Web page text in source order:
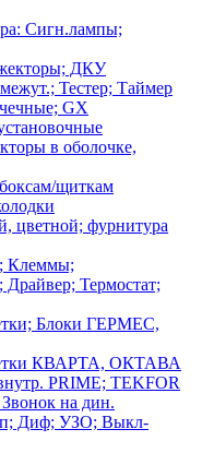
Сигн.лампы;
ДКУ
Тестер; Таймер
GX
в оболочке,
щиткам
цветной; фурнитура
Клеммы;
Термостат;
Блоки ГЕРМЕС,
КВАРТА, ОКТАВА
PRIME; TEKFOR
на дин.
Диф; УЗО; Выкл-